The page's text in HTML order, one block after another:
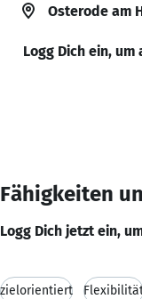
Osterode am
Logg Dich ein,
Fähigkeiten
Logg Dich jetzt ein,
zielorientiert